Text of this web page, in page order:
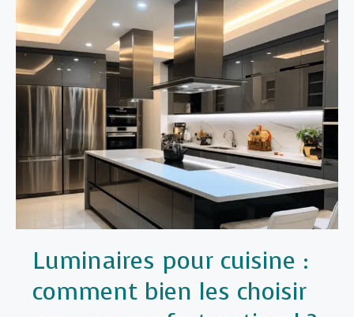
Luminaires pour cuisine :
comment bien les choisir